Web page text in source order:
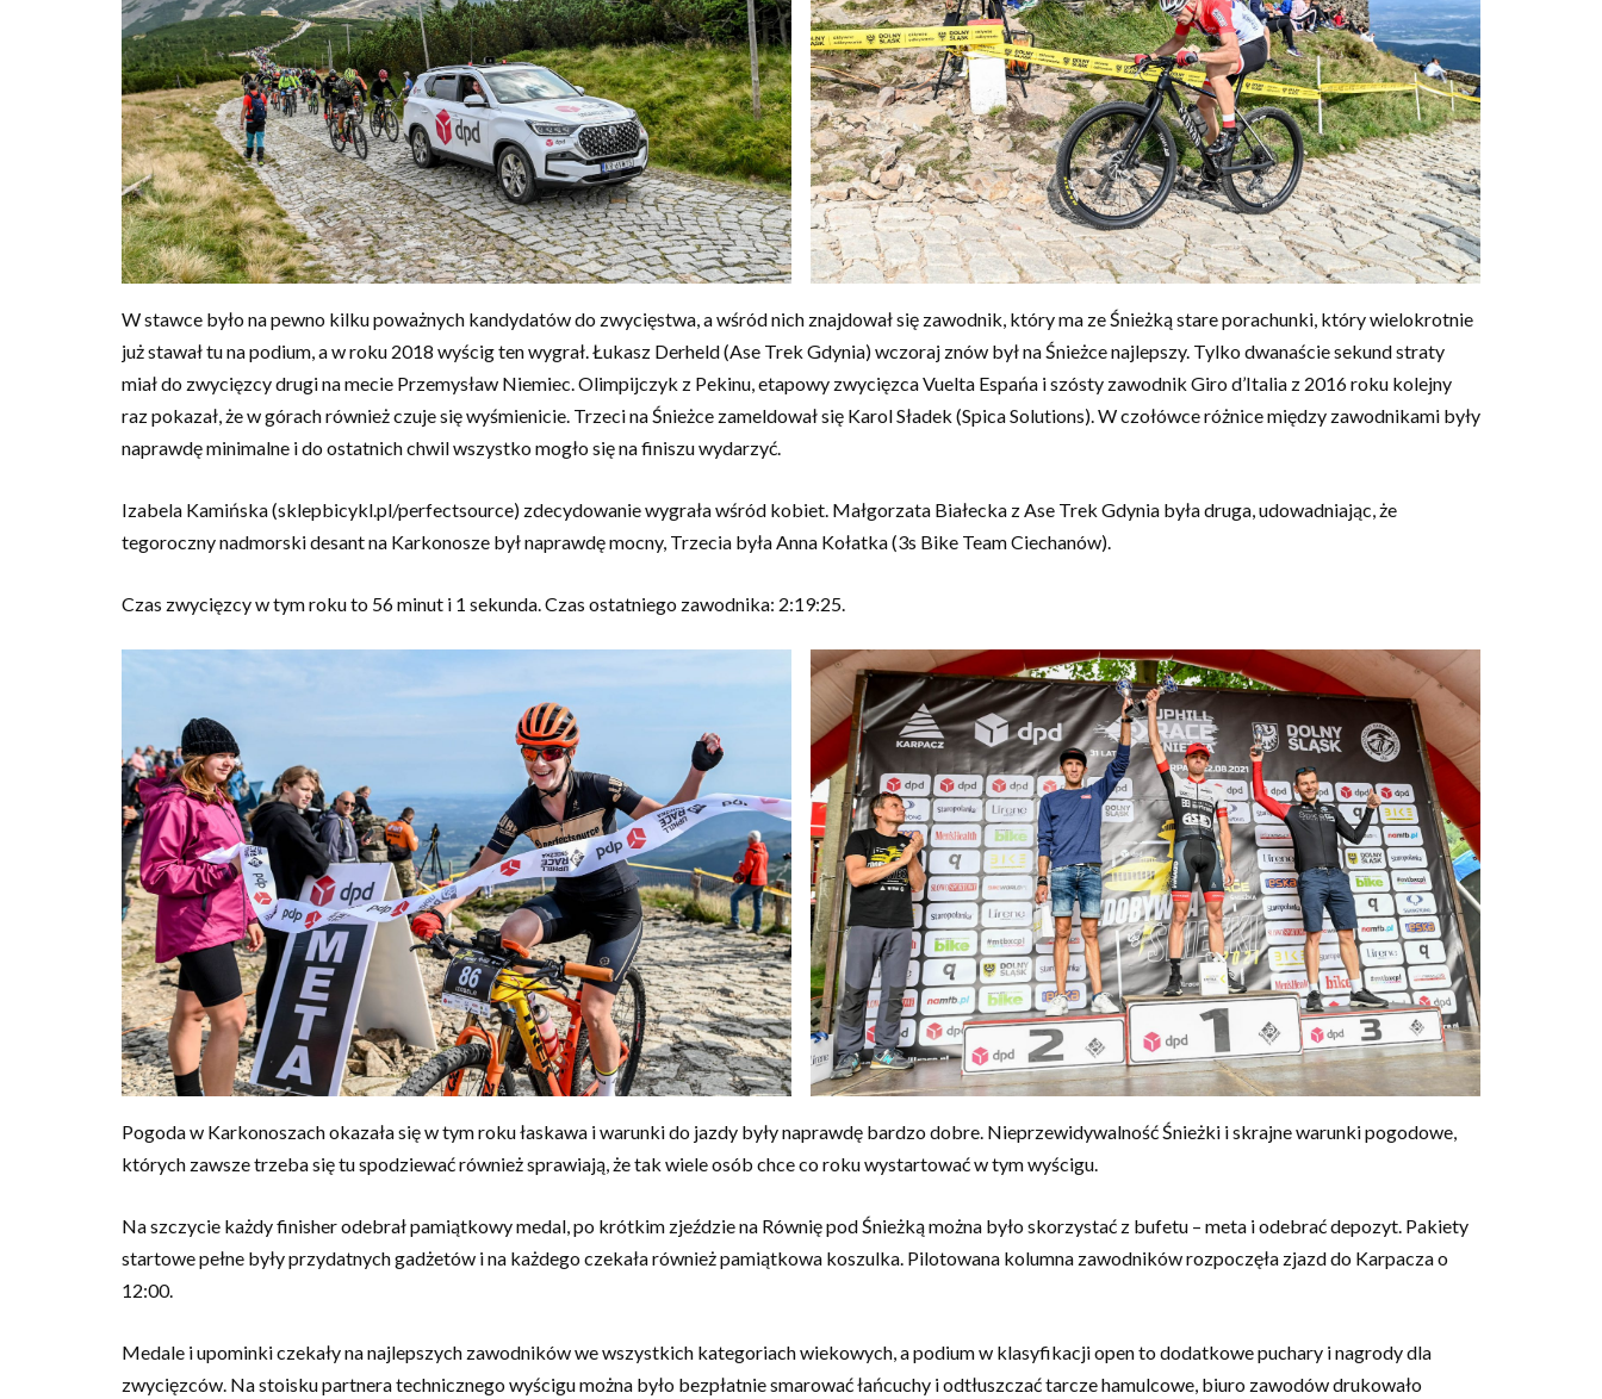
W stawce było na pewno kilku poważnych kandydatów do zwycięstwa, a wśród nich znajdował się zawodnik, który ma ze Śnieżką stare porachunki, który wielokrotnie
już stawał tu na podium, a w roku 2018 wyścig ten wygrał. Łukasz Derheld (Ase Trek Gdynia) wczoraj znów był na Śnieżce najlepszy. Tylko dwanaście sekund straty
miał do zwycięzcy drugi na mecie Przemysław Niemiec. Olimpijczyk z Pekinu, etapowy zwycięzca Vuelta Espańa i szósty zawodnik Giro d’Italia z 2016 roku kolejny
raz pokazał, że w górach również czuje się wyśmienicie. Trzeci na Śnieżce zameldował się Karol Sładek (Spica Solutions). W czołówce różnice między zawodnikami były
naprawdę minimalne i do ostatnich chwil wszystko mogło się na finiszu wydarzyć.
Izabela Kamińska (sklepbicykl.pl/perfectsource) zdecydowanie wygrała wśród kobiet. Małgorzata Białecka z Ase Trek Gdynia była druga, udowadniając, że
tegoroczny nadmorski desant na Karkonosze był naprawdę mocny, Trzecia była Anna Kołatka (3s Bike Team Ciechanów).
Czas zwycięzcy w tym roku to 56 minut i 1 sekunda. Czas ostatniego zawodnika: 2:19:25.
Pogoda w Karkonoszach okazała się w tym roku łaskawa i warunki do jazdy były naprawdę bardzo dobre. Nieprzewidywalność Śnieżki i skrajne warunki pogodowe,
których zawsze trzeba się tu spodziewać również sprawiają, że tak wiele osób chce co roku wystartować w tym wyścigu.
Na szczycie każdy finisher odebrał pamiątkowy medal, po krótkim zjeździe na Równię pod Śnieżką można było skorzystać z bufetu – meta i odebrać depozyt. Pakiety
startowe pełne były przydatnych gadżetów i na każdego czekała również pamiątkowa koszulka. Pilotowana kolumna zawodników rozpoczęła zjazd do Karpacza o
12:00.
Medale i upominki czekały na najlepszych zawodników we wszystkich kategoriach wiekowych, a podium w klasyfikacji open to dodatkowe puchary i nagrody dla
zwycięzców. Na stoisku partnera technicznego wyścigu można było bezpłatnie smarować łańcuchy i odtłuszczać tarcze hamulcowe, biuro zawodów drukowało